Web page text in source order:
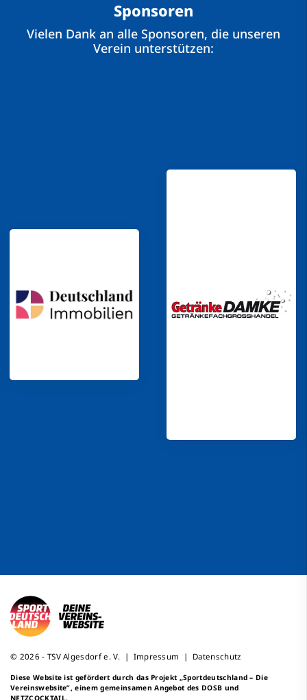
Sponsoren
Vielen Dank an alle Sponsoren, die unseren
Verein unterstützen:
© 2026 - TSV Algesdorf e. V. | Impressum | Datenschutz
Diese Website ist gefördert durch das Projekt „Sportdeutschland – Die
Vereinswebsite”, einem gemeinsamen Angebot des DOSB und
NETZCOCKTAIL.